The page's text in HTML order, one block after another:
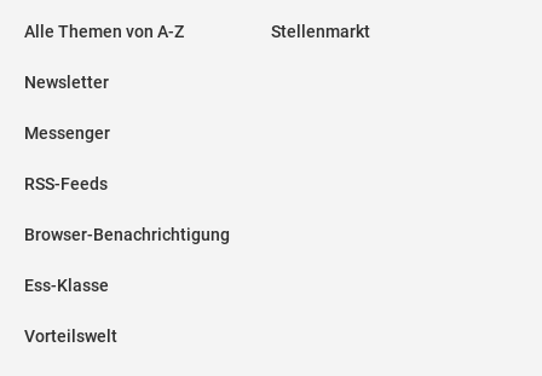
Alle Themen von A-Z
Newsletter
Messenger
RSS-Feeds
Browser-Benachrichtigung
Ess-Klasse
Vorteilswelt
Stellenmarkt